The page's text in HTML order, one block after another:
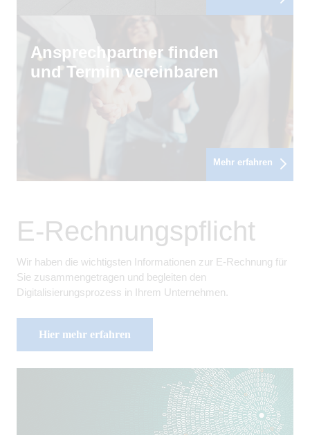
Ansprechpartner finden
und Termin vereinbaren
Mehr erfahren
E-Rechnungspflicht
Wir haben die wichtigsten Informationen zur E-Rechnung für
Sie zusammengetragen und begleiten den
Digitalisierungsprozess in Ihrem Unternehmen.
Hier mehr erfahren